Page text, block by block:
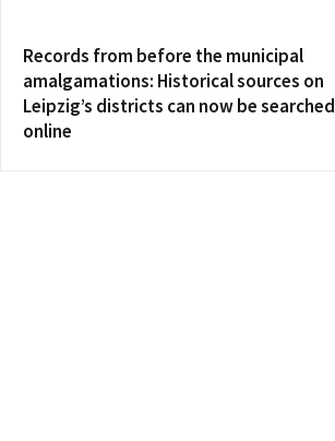
Records from before the municipal
amalgamations: Historical sources on
Leipzig’s districts can now be searched
online